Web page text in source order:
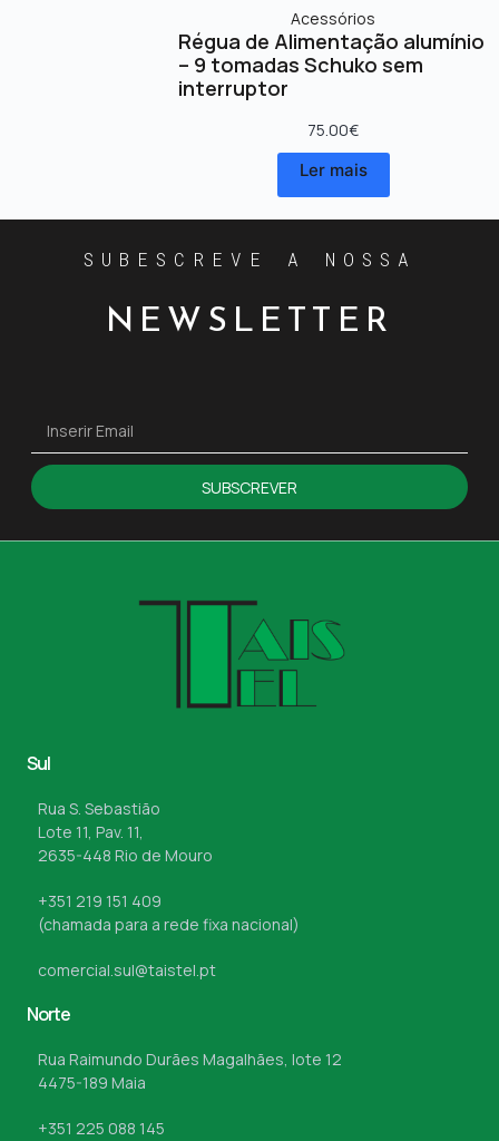
Acessórios
Régua de Alimentação alumínio
– 9 tomadas Schuko sem
interruptor
75.00€
Ler mais
SUBESCREVE A NOSSA
NEWSLETTER
SUBSCREVER
Sul
Rua S. Sebastião
Lote 11, Pav. 11,
2635-448 Rio de Mouro
+351 219 151 409
(chamada para a rede fixa nacional)
comercial.sul@taistel.pt
Norte
Rua Raimundo Durães Magalhães, lote 12
4475-189 Maia
+351 225 088 145